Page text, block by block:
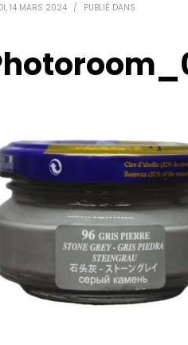
14 MARS 2024 / PUBLIÉ DANS